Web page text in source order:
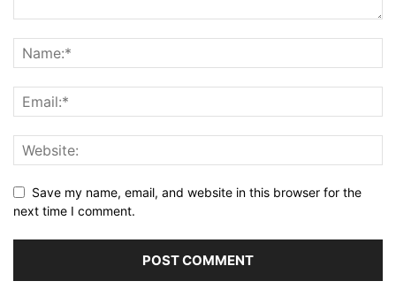
Save my name, email, and website in this browser for the
next time I comment.